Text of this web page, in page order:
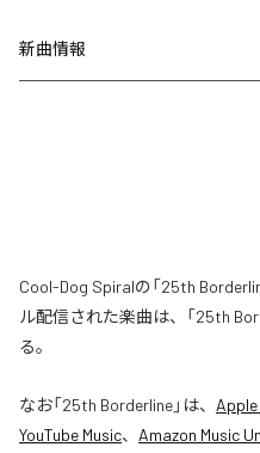
新曲情報
Cool-Dog Spiralの「25th
ル配信された楽曲は、「25th
る。
なお「25th Borderline」は、
YouTube Music、 Amazon Music